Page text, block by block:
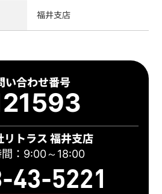
福井支店
い合わせ番号
リトラス 福井支店
間：9:00～18:00
43-5221